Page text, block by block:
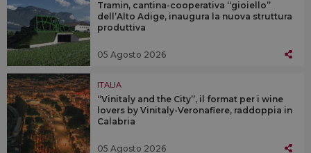
Tramin, cantina-cooperativa “gioiello”
dell’Alto Adige, inaugura la nuova struttura
produttiva
05 Agosto 2026
ITALIA
“Vinitaly and the City”, il format per i wine
lovers by Vinitaly-Veronafiere, raddoppia in
Calabria
05 Agosto 2026